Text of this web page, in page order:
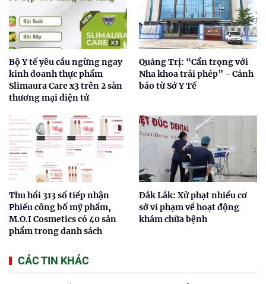
Bộ Y tế yêu cầu ngừng ngay
kinh doanh thực phẩm
Slimaura Care x3 trên 2 sàn
thương mại điện tử
Quảng Trị: “Cẩn trọng với
Nha khoa trái phép” - Cảnh
báo từ Sở Y Tế
Thu hồi 313 số tiếp nhận
Phiếu công bố mỹ phẩm,
M.O.I Cosmetics có 40 sản
phẩm trong danh sách
Đắk Lắk: Xử phạt nhiều cơ
sở vi phạm về hoạt động
khám chữa bệnh
CÁC TIN KHÁC